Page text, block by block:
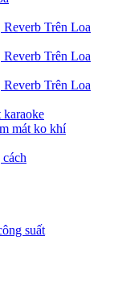
Trên Loa
Trên Loa
Trên Loa
karaoke
mát ko khí
suất